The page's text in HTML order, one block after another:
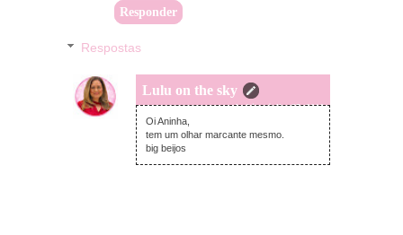
Responder
Respostas
Lulu on the sky
segunda-feira, julho 25, 2016
Oi Aninha,
tem um olhar marcante mesmo.
big beijos